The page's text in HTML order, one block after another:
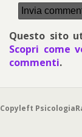
Questo sito
Scopri come
commenti.
Copyleft